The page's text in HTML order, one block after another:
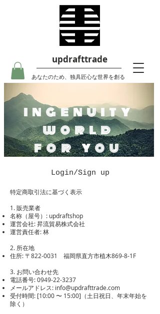
updrafttrade
あなたのため、独具匠心な世界を創る
Login/Sign up
ingenuity
world
for you
特定商取引法に基づく表示
1. 販売業者
名称（屋号）: updraftshop
運営会社: 昇流貿易株式会社
運営責任者: 林
2. 所在地
住所: 〒822-0031 福岡県直方市植木869-8-1F
3. お問い合わせ先
電話番号:0949-22-3237
メールアドレス: info@updrafttrade.com
受付時間: [10:00 〜 15:00]（土日祝日、年末年始を
除く）